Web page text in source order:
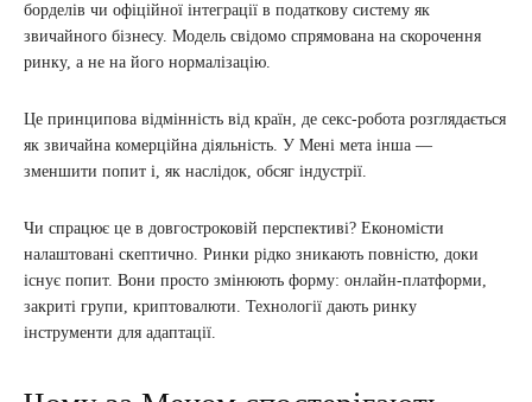
борделів чи офіційної інтеграції в податкову систему як
звичайного бізнесу. Модель свідомо спрямована на скорочення
ринку, а не на його нормалізацію.
Це принципова відмінність від країн, де секс-робота розглядається
як звичайна комерційна діяльність. У Мені мета інша —
зменшити попит і, як наслідок, обсяг індустрії.
Чи спрацює це в довгостроковій перспективі? Економісти
налаштовані скептично. Ринки рідко зникають повністю, доки
існує попит. Вони просто змінюють форму: онлайн-платформи,
закриті групи, криптовалюти. Технології дають ринку
інструменти для адаптації.